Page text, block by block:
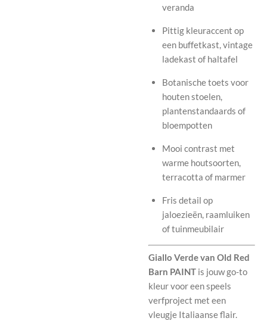
veranda
Pittig kleuraccent op
een buffetkast, vintage
ladekast of haltafel
Botanische toets voor
houten stoelen,
plantenstandaards of
bloempotten
Mooi contrast met
warme houtsoorten,
terracotta of marmer
Fris detail op
jaloezieën, raamluiken
of tuinmeubilair
Giallo Verde van Old Red
Barn PAINT is jouw go-to
kleur voor een speels
verfproject met een
vleugje Italiaanse flair.